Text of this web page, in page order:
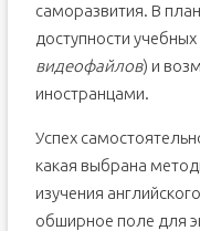
саморазвития. В
доступности
видеофайлов) и
иностранцами.
Успех
какая выбрана
изучения
обширное поле для